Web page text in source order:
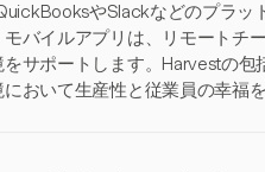
やSlackなどのプラ
バイルアプリは、リモートチ
サポートします。Harvestの
おいて生産性と従業員の幸福を